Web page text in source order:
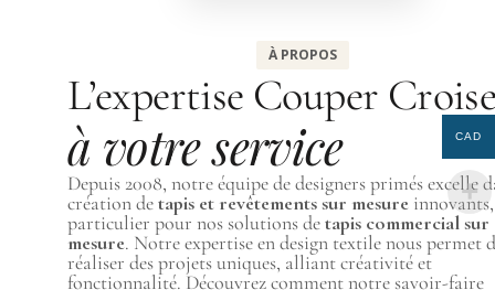
À PROPOS
L’expertise Couper
à votre service
Depuis 2008, notre équipe de designers primés excelle
création detapis et revêtements sur mesure
particulier pour nos solutions detapis commercial sur
mesure. Notre expertise en design textile nous permet
réaliser des projets uniques, alliant créativité et
fonctionnalité. Découvrez comment notre savoir-faire
CAD